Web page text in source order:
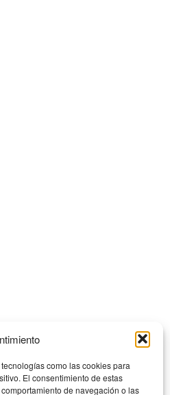
como las cookies para
El consentimiento de estas
de navegación o las